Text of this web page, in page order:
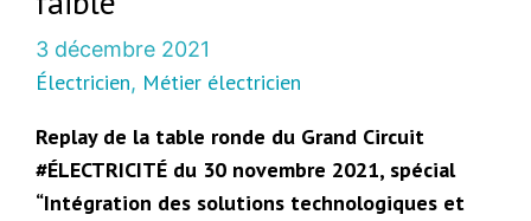
3 décembre 2021
Électricien, Métier électricien
Replay de la table ronde du Grand Circuit
#ÉLECTRICITÉ du 30 novembre 2021, spécial
“Intégration des solutions technologiques et